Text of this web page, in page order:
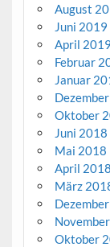
August
Juni 2019
April 2019
Februar
Januar
Oktober
Juni 2018
Mai 2018
April 2018
März
Oktober